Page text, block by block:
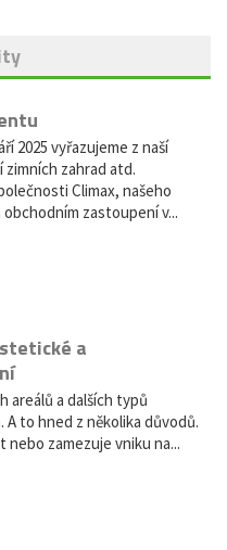
2025 vyřazujeme z naší
zahrad atd.
Climax, našeho
zastoupení v...
a
areálů a dalších typů
to hned z několika důvodů.
zamezuje vniku na...